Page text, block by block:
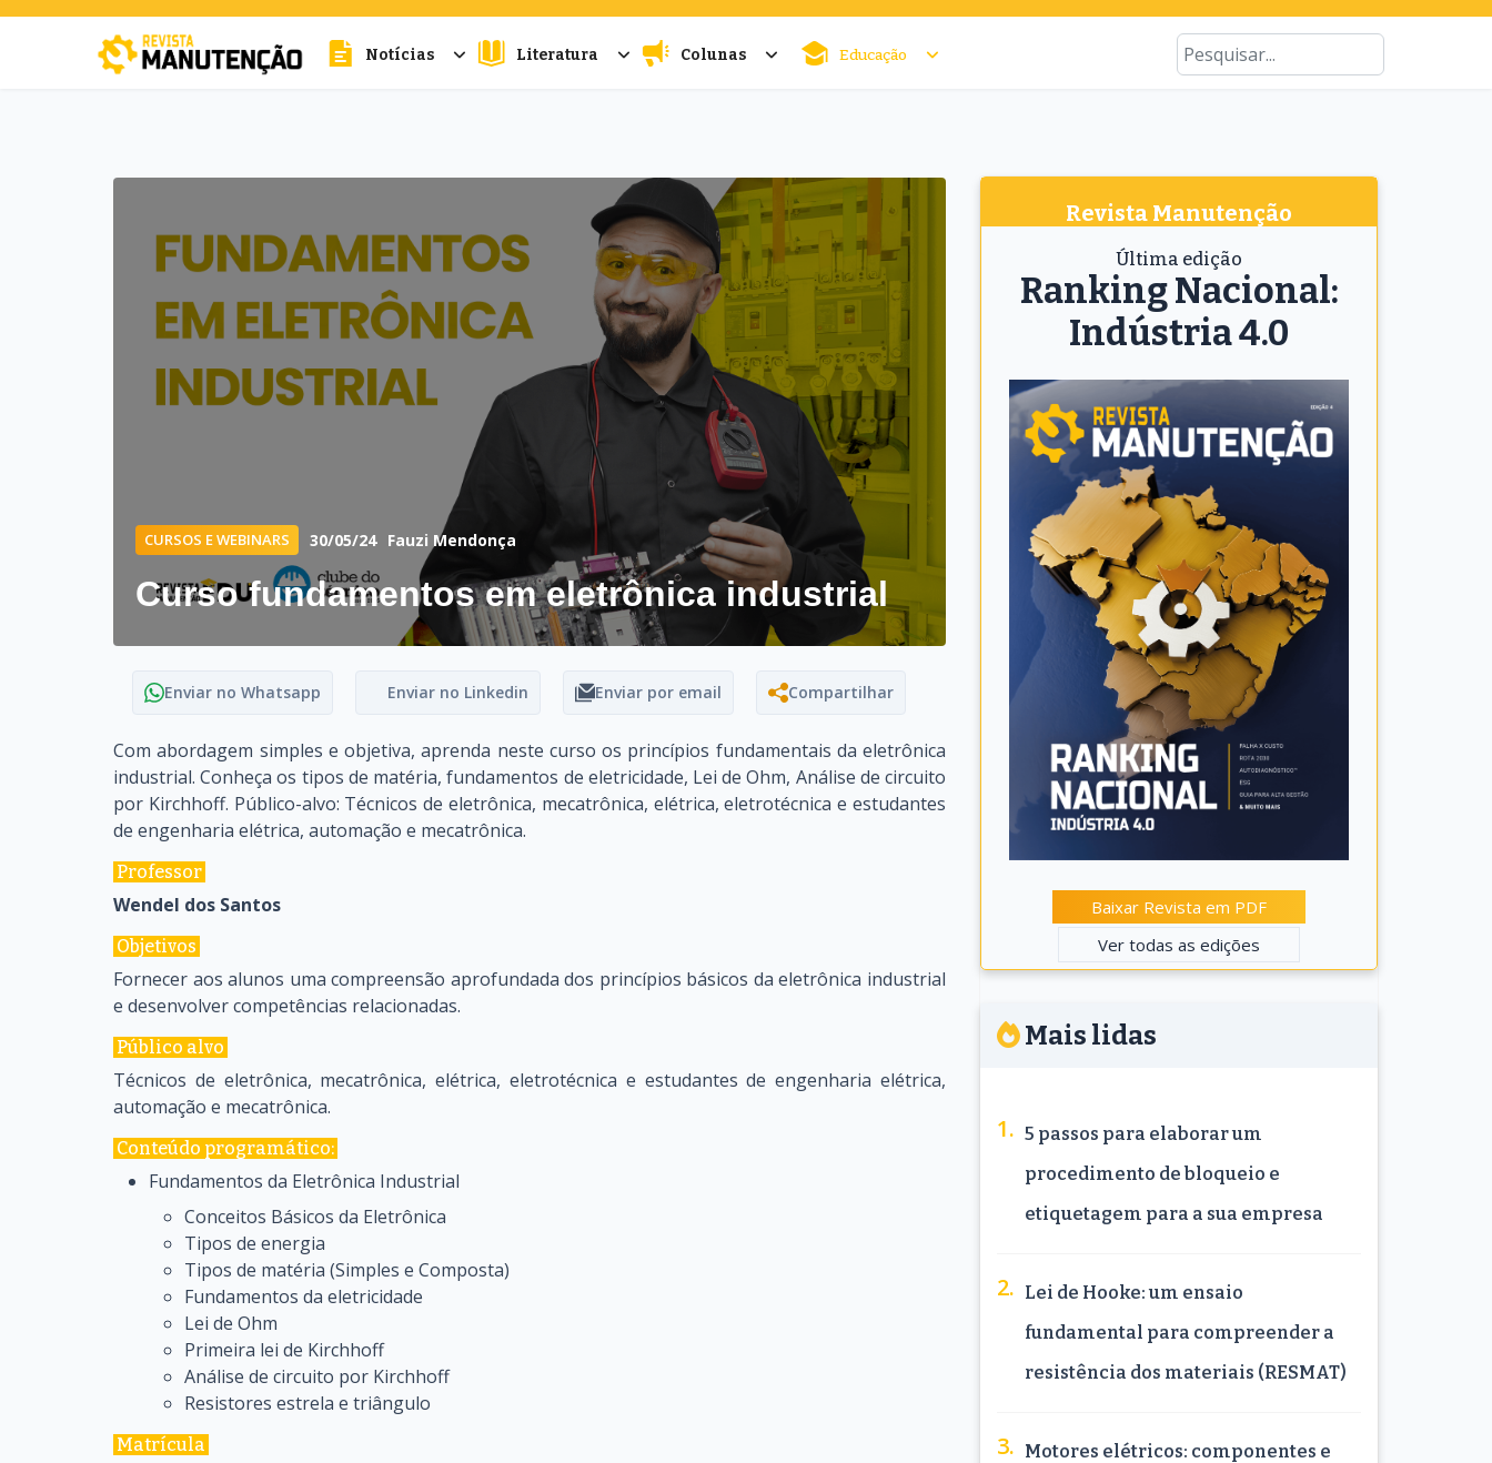
Notícias Literatura Colunas Educação
CURSOS E WEBINARS 30/05/24 Fauzi Mendonça
Curso fundamentos em eletrônica industrial
Enviar no Whatsapp Enviar no Linkedin Enviar por email Compartilhar
Com abordagem simples e objetiva, aprenda neste curso os princípios fundamentais da eletrônica
industrial. Conheça os tipos de matéria, fundamentos de eletricidade, Lei de Ohm, Análise de circuito
por Kirchhoff. Público-alvo: Técnicos de eletrônica, mecatrônica, elétrica, eletrotécnica e estudantes
de engenharia elétrica, automação e mecatrônica.
Professor
Wendel dos Santos
Objetivos
Fornecer aos alunos uma compreensão aprofundada dos princípios básicos da eletrônica industrial
e desenvolver competências relacionadas.
Público alvo
Técnicos de eletrônica, mecatrônica, elétrica, eletrotécnica e estudantes de engenharia elétrica,
automação e mecatrônica.
Conteúdo programático:
Fundamentos da Eletrônica Industrial
Conceitos Básicos da Eletrônica
Tipos de energia
Tipos de matéria (Simples e Composta)
Fundamentos da eletricidade
Lei de Ohm
Primeira lei de Kirchhoff
Análise de circuito por Kirchhoff
Resistores estrela e triângulo
Matrícula
Revista Manutenção
Última edição
Ranking Nacional:
Indústria 4.0
Baixar Revista em PDF
Ver todas as edições
Mais lidas
5 passos para elaborar um
procedimento de bloqueio e
etiquetagem para a sua empresa
Lei de Hooke: um ensaio
fundamental para compreender a
resistência dos materiais (RESMAT)
Motores elétricos: componentes e